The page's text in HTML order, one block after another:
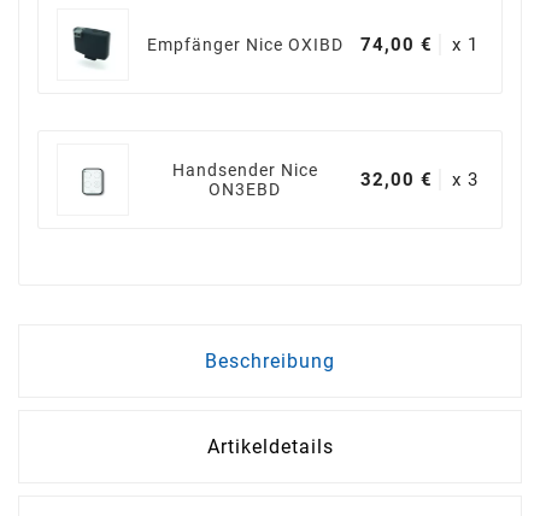
Empfänger Nice OXIBD 74,00 € x 1
Handsender Nice
ON3EBD
32,00 € x 3
Beschreibung
Artikeldetails